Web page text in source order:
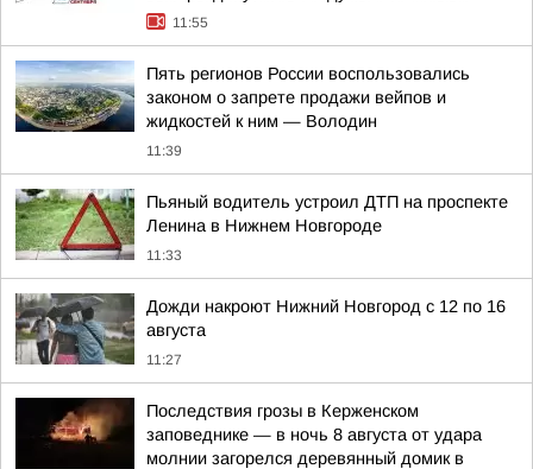
11:55
Пять регионов России воспользовались
законом о запрете продажи вейпов и
жидкостей к ним — Володин
11:39
Пьяный водитель устроил ДТП на проспекте
Ленина в Нижнем Новгороде
11:33
Дожди накроют Нижний Новгород с 12 по 16
августа
11:27
Последствия грозы в Керженском
заповеднике — в ночь 8 августа от удара
молнии загорелся деревянный домик в